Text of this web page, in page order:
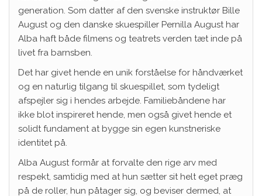
generation. Som datter af den svenske instruktør Bille
August og den danske skuespiller Pernilla August har
Alba haft både filmens og teatrets verden tæt inde på
livet fra barnsben.
Det har givet hende en unik forståelse for håndværket
og en naturlig tilgang til skuespillet, som tydeligt
afspejler sig i hendes arbejde. Familiebåndene har
ikke blot inspireret hende, men også givet hende et
solidt fundament at bygge sin egen kunstneriske
identitet på.
Alba August formår at forvalte den rige arv med
respekt, samtidig med at hun sætter sit helt eget præg
på de roller, hun påtager sig, og beviser dermed, at